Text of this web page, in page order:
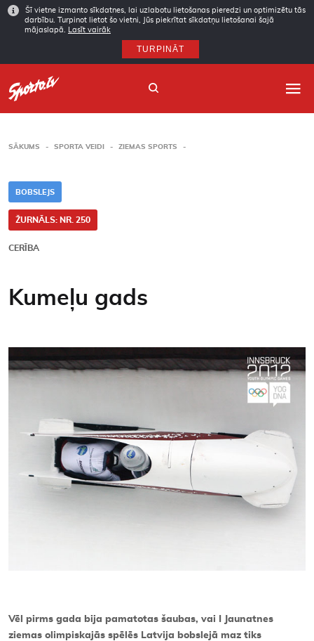
Šī vietne izmanto sīkdatnes, lai uzlabotu lietošanas pieredzi un optimizētu tās
darbību. Turpinot lietot šo vietni, Jūs piekrītat sīkdatņu lietošanai šajā
mājaslapā.
Lasīt vairāk
TURPINĀT
Abonēšana
SĀKUMS SPORTA VEIDI ZIEMAS SPORTS
BOBSLEJS
ŽURNĀLS: NR. 250
CERĪBA
Kumeļu gads
Vēl pirms gada bija pamatotas šaubas, vai I Jaunatnes
ziemas olimpiskajās spēlēs Latvija bobslejā maz tiks